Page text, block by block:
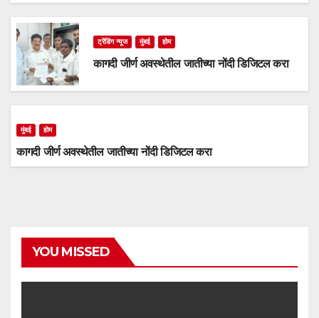
ट्रेंडिंग न्यूज मुंबई होम
कागदी जीर्ण अवस्थेतील जातीच्या नोंदी डिजिटल करा
मुंबई होम
कागदी जीर्ण अवस्थेतील जातीच्या नोंदी डिजिटल करा
YOU MISSED